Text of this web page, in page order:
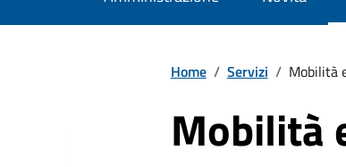
Home / Servizi / Mobilità
Mobilità